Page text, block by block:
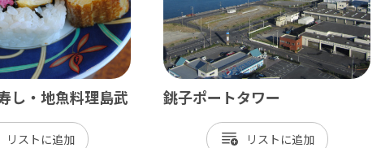
東庄町
芝山町
し・地魚料理島武
リスト
銚子ポートタワー
リスト